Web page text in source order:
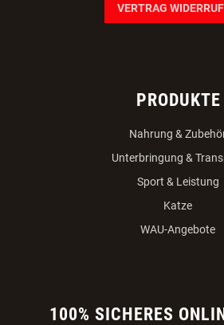
VERTRAG
PRODUKTE
Nahrung &
Unterbringung &
Sport & Leistung
Katze
WAU-Angebote
100% SICHERES